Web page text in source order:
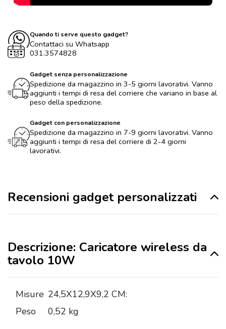
Quando ti serve questo gadget?
Contattaci su Whatsapp
031.3574828
Gadget senza personalizzazione
Spedizione da magazzino in 3-5 giorni lavorativi. Vanno
aggiunti i tempi di resa del corriere che variano in base al
peso della spedizione.
Gadget con personalizzazione
Spedizione da magazzino in 7-9 giorni lavorativi. Vanno
aggiunti i tempi di resa del corriere di 2-4 giorni
lavorativi.
Recensioni gadget personalizzati
Descrizione: Caricatore wireless da
tavolo 10W
Misure 24,5X12,9X9,2 CM:
Peso
0,52 kg